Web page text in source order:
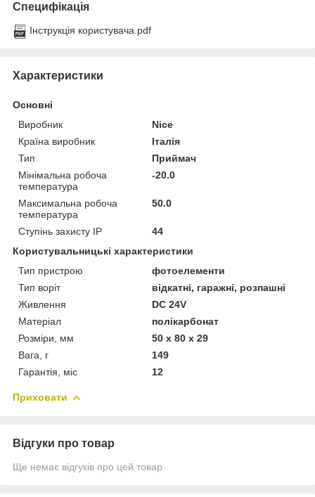
Специфікація
Інструкція користувача.pdf
Характеристики
Основні
Виробник
Nice
Країна виробник
Італія
Тип
Приймач
Мінімальна робоча
температура
-20.0
Максимальна робоча
температура
50.0
Ступінь захисту IP
44
Користувальницькі характеристики
Тип пристрою
фотоелементи
Тип воріт
відкатні, гаражні, розпашні
Живлення
DC 24V
Матеріал
полікарбонат
Розміри, мм
50 x 80 x 29
Вага, г
149
Гарантія, міс
12
Приховати
Відгуки про товар
Ще немає відгуків про цей товар